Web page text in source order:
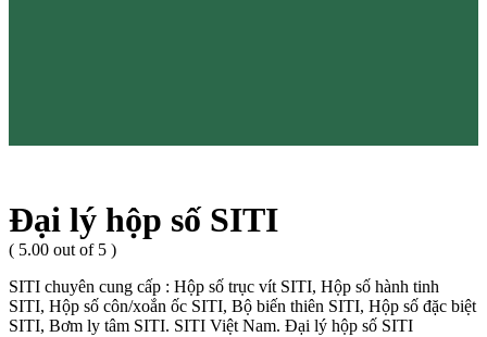
Đại lý hộp số SITI
( 5.00 out of 5 )
SITI chuyên cung cấp : Hộp số trục vít SITI, Hộp số hành tinh
SITI, Hộp số côn/xoắn ốc SITI, Bộ biến thiên SITI, Hộp số đặc biệt
SITI, Bơm ly tâm SITI. SITI Việt Nam. Đại lý hộp số SITI